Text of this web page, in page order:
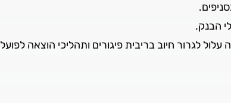
הבנק.
עלול לגרור חיוב בריבית פיגורים ותהליכי הוצאה לפועל